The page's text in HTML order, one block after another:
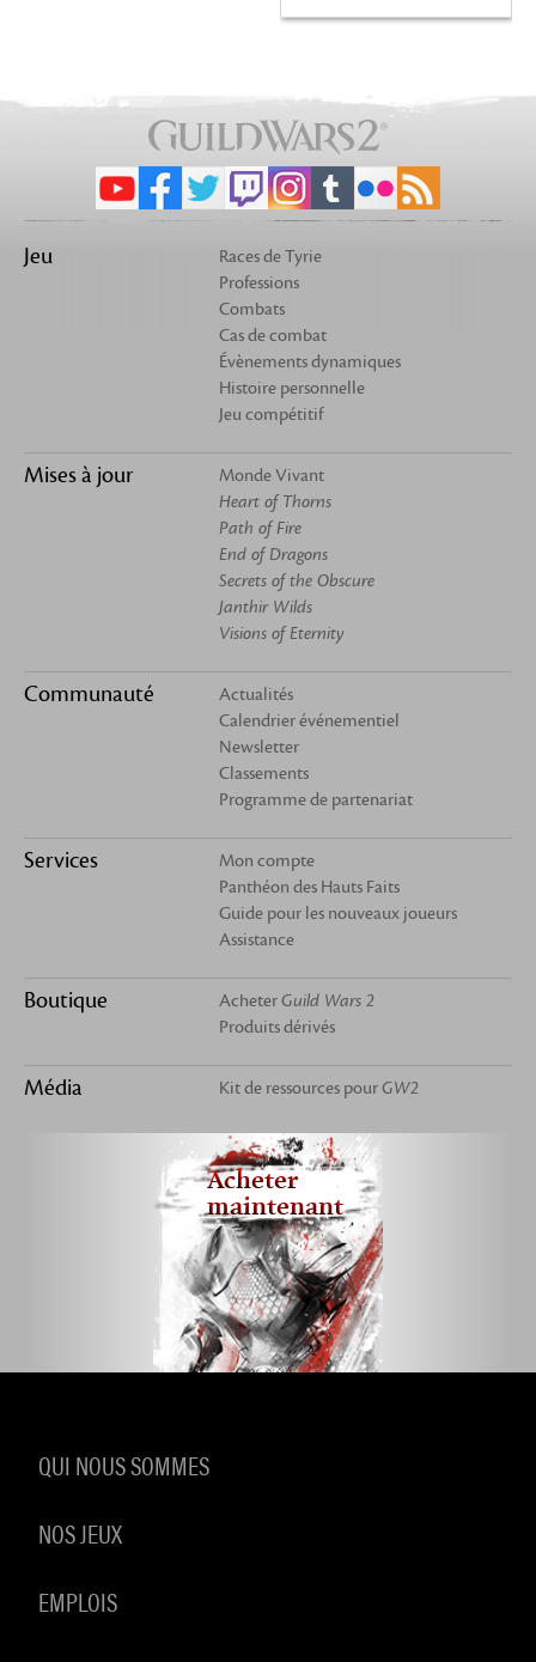
Jeu
Races de Tyrie
Professions
Combats
Cas de combat
Évènements dynamiques
Histoire personnelle
Jeu compétitif
Mises à jour
Monde Vivant
Heart of Thorns
Path of Fire
End of Dragons
Secrets of the Obscure
Janthir Wilds
Visions of Eternity
Communauté
Actualités
Calendrier événementiel
Newsletter
Classements
Programme de partenariat
Services
Mon compte
Panthéon des Hauts Faits
Guide pour les nouveaux joueurs
Assistance
Boutique AcheterGuild Wars 2
Produits dérivés
Média Kit de ressources pourGW2
Acheter
maintenant
QUI NOUS SOMMES
NOS JEUX
EMPLOIS